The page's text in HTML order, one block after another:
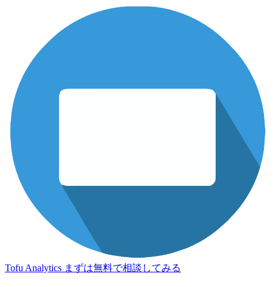
Tofu Analytics まずは無料で相談してみる